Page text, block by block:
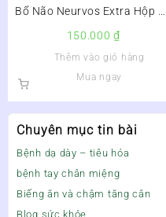
Chuyên mục tin bài
Bệnh dạ dày – tiêu hóa
bệnh tay chân miệng
Biếng ăn và chậm tăng cân
Blog sức khỏe
Bổ Não Neurvos Extra Hộp 20
150.000₫
Thêm vào giỏ hàng
Mua ngay